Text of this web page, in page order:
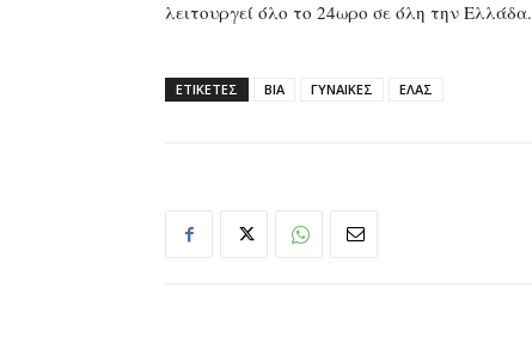
λειτουργεί όλο το 24ωρο σε όλη την Ελλάδα.
ΕΤΙΚΕΤΕΣ ΒΙΑ ΓΥΝΑΙΚΕΣ ΕΛΑΣ